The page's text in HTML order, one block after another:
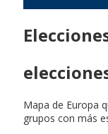
Mapa de Europa
grupos con más